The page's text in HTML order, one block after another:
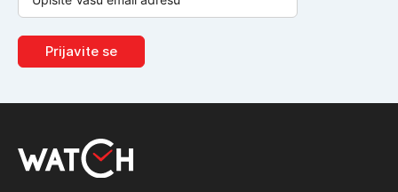
Prijavite se